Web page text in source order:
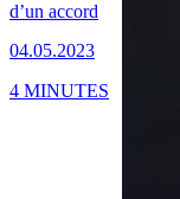
d’un accord
04.05.2023
4 MINUTES